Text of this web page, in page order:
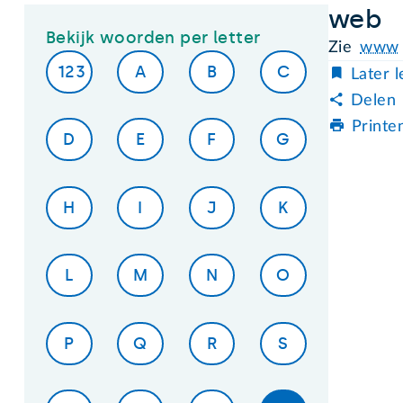
Bekijk woorden per letter
123
A B C
D E F G
H I J K
L M N O
P Q R S
web
Zie www
Later
Delen